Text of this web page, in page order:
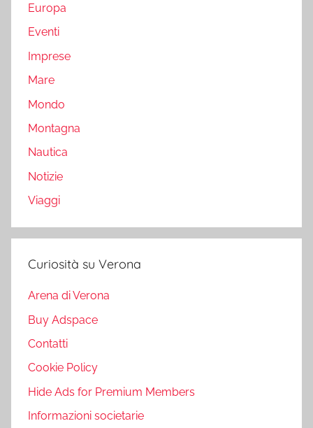
Europa
Eventi
Imprese
Mare
Mondo
Montagna
Nautica
Notizie
Viaggi
Curiosità su Verona
Arena di Verona
Buy Adspace
Contatti
Cookie Policy
Hide Ads for Premium Members
Informazioni societarie